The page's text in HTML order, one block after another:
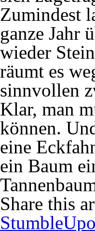
Zumindest
ganze Jahr
wieder
räumt es
sinnvollen
Klar, man
können.
eine
ein Baum
Share this